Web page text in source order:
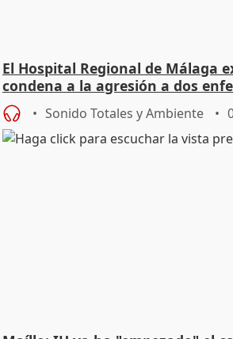
El Hospital Regional de Málaga
condena a la agresión a dos
Urgencias
Sonido Totales y Ambiente